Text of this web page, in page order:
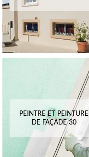
PEINTRE ET PEINTURE
DE FAÇADE 30